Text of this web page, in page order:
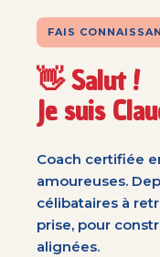
FAIS
👋 Salut !
Je suis
Coach certifiée
amoureuses.
célibataires à
prise, pour
alignées.